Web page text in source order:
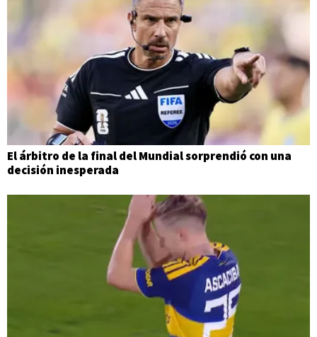
El árbitro de la final del Mundial sorprendió con una
decisión inesperada